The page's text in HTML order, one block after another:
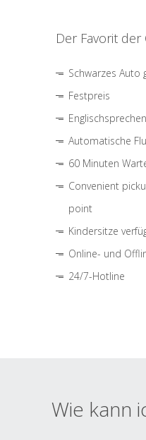
Der Favorit
Schwarzes Auto
Festpreis
Automatische
60 Minuten
Convenient
point
Kindersitze
Online- und
24/7-Hotline
Wie kann